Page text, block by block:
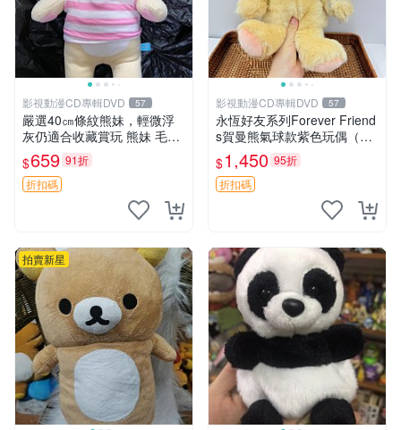
影視動漫CD專輯DVD 57
嚴選40㎝條紋熊妹，輕微浮
灰仍適合收藏賞玩 熊妹 毛絨
玩具 浮雕熊
$659 91折
折扣碼
影視動漫CD專輯DVD 57
永恆好友系列Forever Friend
s賀曼熊氣球款紫色玩偶（鼻
子稍有磨損） 中古玩具 氣球
熊 玩偶
$1,450 95折
折扣碼
拍賣新星